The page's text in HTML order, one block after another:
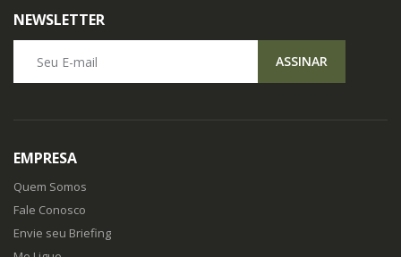
NEWSLETTER
ASSINAR
EMPRESA
Quem Somos
Fale Conosco
Envie seu Briefing